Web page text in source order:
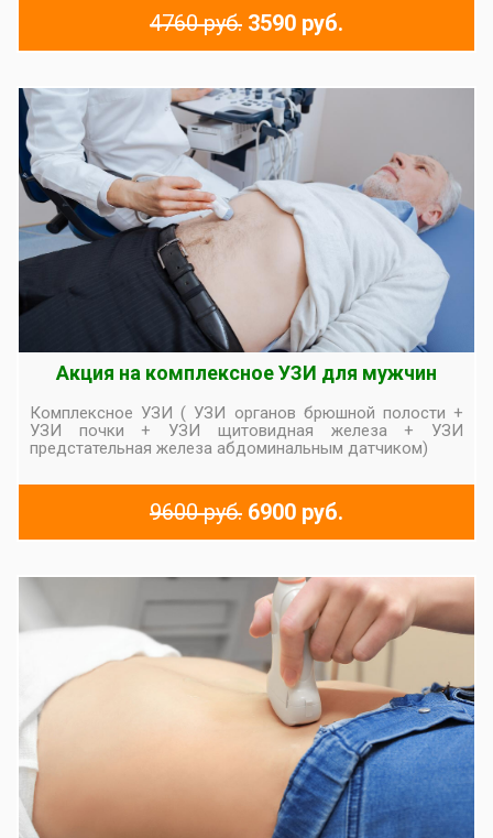
4760 руб. 3590 руб.
Акция на комплексное УЗИ для мужчин
Комплексное УЗИ ( УЗИ органов брюшной полости +
УЗИ почки + УЗИ щитовидная железа + УЗИ
предстательная железа абдоминальным датчиком)
9600 руб. 6900 руб.